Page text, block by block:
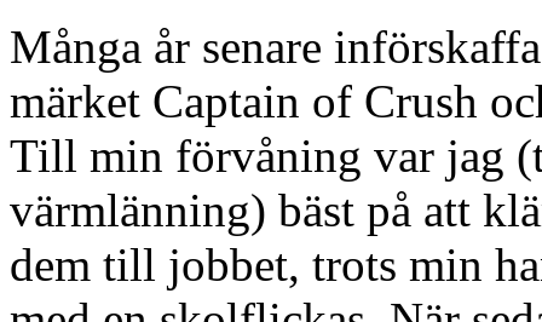
Många år senare
märket Captain of Crush
Till min förvåning var jag
värmlänning) bäst på att
dem till jobbet, trots min